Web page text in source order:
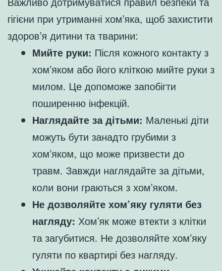
гігієни при утриманні хом’яка, щоб захистити
здоров’я дитини та тварини:
Мийте руки: Після кожного контакту з
хом’яком або його кліткою мийте руки з
милом. Це допоможе запобігти
поширенню інфекцій.
Наглядайте за дітьми: Маленькі діти
можуть бути занадто грубими з
хом’яком, що може призвести до
травм. Завжди наглядайте за дітьми,
коли вони граються з хом’яком.
Не дозволяйте хом’яку гуляти без
нагляду: Хом’як може втекти з клітки
та загубитися. Не дозволяйте хом’яку
гуляти по квартирі без нагляду.